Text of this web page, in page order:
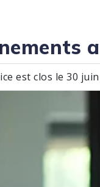
est clos le 30